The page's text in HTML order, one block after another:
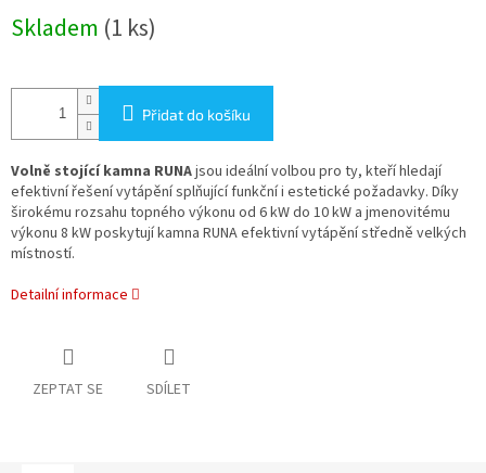
cena:
Skladem (1 ks)
Přidat do košíku
Volně stojící kamna RUNAjsou ideální volbou pro ty, kteří hledají
efektivní řešení vytápění splňující funkční i estetické požadavky. Díky
širokému rozsahu topného výkonu od 6 kW do 10 kW a jmenovitému
výkonu 8 kW poskytují kamna RUNA efektivní vytápění středně velkých
místností.
Detailní informace
ZEPTAT SE SDÍLET